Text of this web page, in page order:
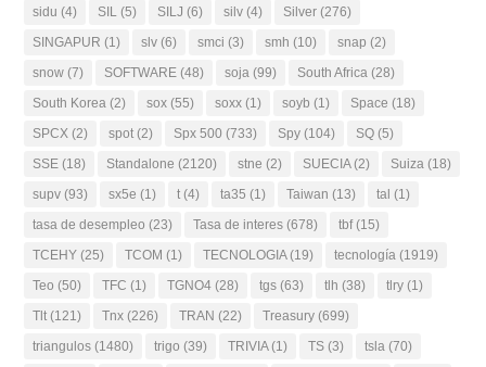
sidu (4) SIL (5) SILJ (6) silv (4) Silver (276)
SINGAPUR (1) slv (6) smci (3) smh (10) snap (2)
snow (7) SOFTWARE (48) soja (99) South Africa (28)
South Korea (2) sox (55) soxx (1) soyb (1) Space (18)
SPCX (2) spot (2) Spx 500 (733) Spy (104) SQ (5)
SSE (18) Standalone (2120) stne (2) SUECIA(2) Suiza (18)
supv (93) sx5e (1) t (4) ta35 (1) Taiwan (13) tal (1)
tasa de desempleo (23) Tasa de interes (678) tbf(15)
TCEHY (25) TCOM (1) TECNOLOGIA(19) tecnología (1919)
Teo (50) TFC (1) TGNO4 (28) tgs (63) tlh (38) tlry (1)
Tlt (121) Tnx (226) TRAN (22) Treasury (699)
triangulos (1480) trigo (39) TRIVIA(1) TS (3) tsla (70)